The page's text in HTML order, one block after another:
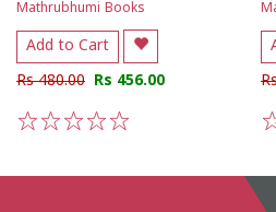
Mathrubhumi Books
Add to Cart
Rs 480.00 Rs 456.00